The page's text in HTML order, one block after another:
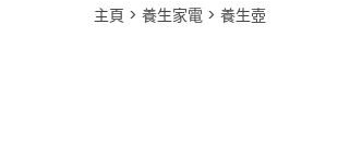
主頁 養生家電 養生壺